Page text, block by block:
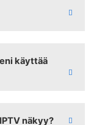
käyttää
näkyy?